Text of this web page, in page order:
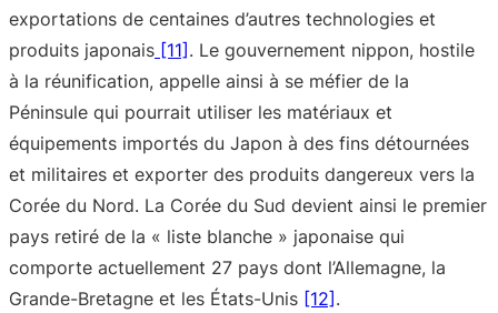
exportations de centaines d’autres technologies et
produits japonais [11]. Le gouvernement nippon, hostile
à la réunification, appelle ainsi à se méfier de la
Péninsule qui pourrait utiliser les matériaux et
équipements importés du Japon à des fins détournées
et militaires et exporter des produits dangereux vers la
Corée du Nord. La Corée du Sud devient ainsi le premier
pays retiré de la « liste blanche » japonaise qui
comporte actuellement 27 pays dont l’Allemagne, la
Grande-Bretagne et les États-Unis [12].